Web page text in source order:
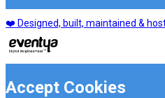
❤️ Designed, built, maintained &
Accept Cookies